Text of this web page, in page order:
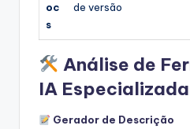
oc
s
de versão
Análise de
IA
Gerador de Descrição